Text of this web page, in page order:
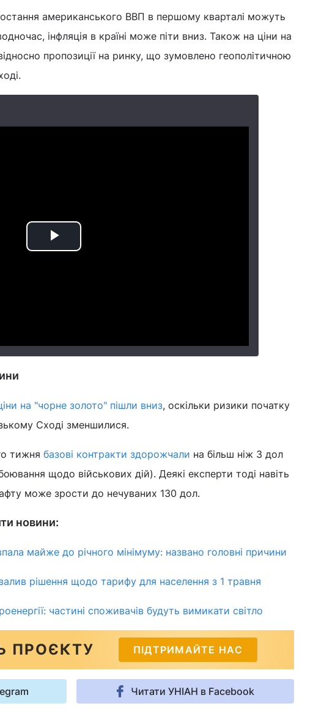
американського ВВП в першому кварталі можуть
інфляція в країні може піти вниз. Також на ціни на
пропозиції на ринку, що зумовлено геополітичною
Play
на "‎чорне золото"‎ пішли вниз, оскільки ризики початку
Сході зменшилися.
тижня базові контракти здорожчали на більш ніж 3 дол
щодо військових дій). Деякі експерти тоді навіть
може зрости до нечуваних 130 дол.
новини:
майже до річного мінімуму: названо головні причини
рішення щодо тарифу для населення з 1 травня
частині споживачів будуть вимикати світло
ПРОЄКТУ ПІДТРИМАЙТЕ НАС
Читати УНІАН в Facebook